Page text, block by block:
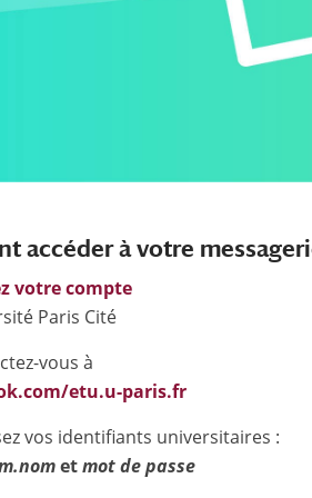
accéder à votre
votre compte
Paris Cité
vous à
etu.u-paris.fr
vos identifiants universitaires :
etmot de passe